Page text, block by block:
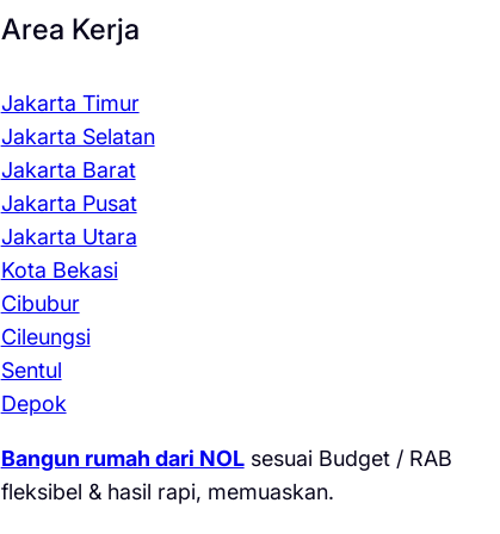
Area Kerja
Jakarta Timur
Jakarta Selatan
Jakarta Barat
Jakarta Pusat
Jakarta Utara
Kota Bekasi
Cibubur
Cileungsi
Sentul
Depok
Bangun rumah dari NOLsesuai Budget / RAB
fleksibel & hasil rapi, memuaskan.